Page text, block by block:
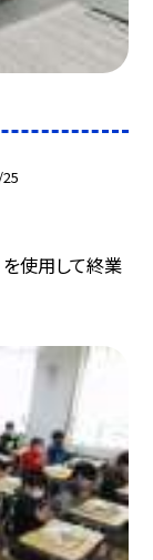
を使用して終業